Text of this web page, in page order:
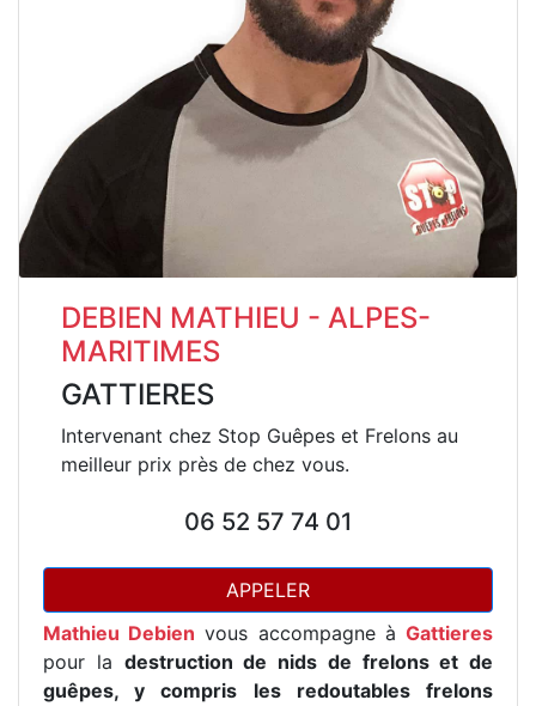
DEBIEN MATHIEU - ALPES-
MARITIMES
GATTIERES
Intervenant chez Stop Guêpes et Frelons au
meilleur prix près de chez vous.
06 52 57 74 01
APPELER
Mathieu Debien vous accompagne àGattieres
pour la destruction de nids de frelons et de
guêpes, y compris les redoutables frelons